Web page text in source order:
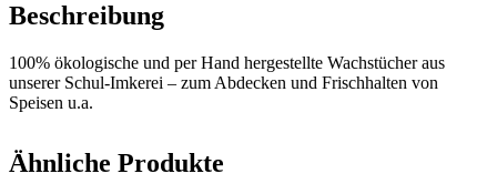
Beschreibung
100% ökologische und per Hand hergestellte Wachstücher aus
unserer Schul-Imkerei – zum Abdecken und Frischhalten von
Speisen u.a.
Ähnliche Produkte